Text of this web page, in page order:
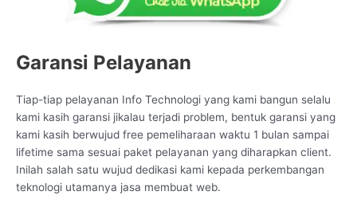
Garansi Pelayanan
Tiap-tiap pelayanan Info Technologi yang kami bangun selalu
kami kasih garansi jikalau terjadi problem, bentuk garansi yang
kami kasih berwujud free pemeliharaan waktu 1 bulan sampai
lifetime sama sesuai paket pelayanan yang diharapkan client.
Inilah salah satu wujud dedikasi kami kepada perkembangan
teknologi utamanya jasa membuat web.